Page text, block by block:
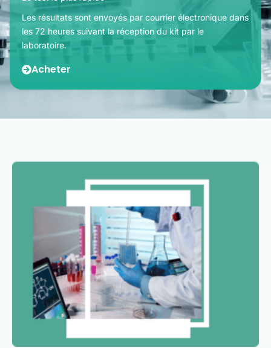
Les résultats sont envoyés par courrier électronique dans
les 72 heures suivant la réception du kit par le
laboratoire.
Acheter